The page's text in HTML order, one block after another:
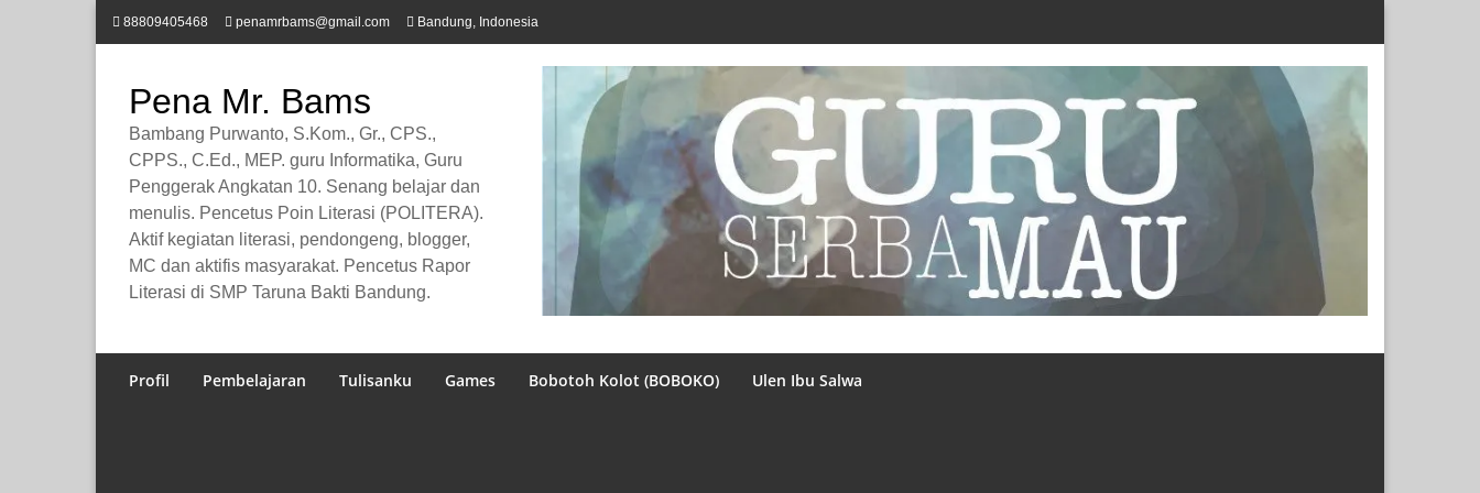
88809405468 penamrbams@gmail.com Bandung, Indonesia
Pena Mr. Bams
Bambang Purwanto, S.Kom., Gr., CPS.,
CPPS., C.Ed., MEP. guru Informatika, Guru
Penggerak Angkatan 10. Senang belajar dan
menulis. Pencetus Poin Literasi (POLITERA).
Aktif kegiatan literasi, pendongeng, blogger,
MC dan aktifis masyarakat. Pencetus Rapor
Literasi di SMP Taruna Bakti Bandung.
Profil Pembelajaran Tulisanku Games Bobotoh Kolot (BOBOKO) Ulen Ibu Salwa